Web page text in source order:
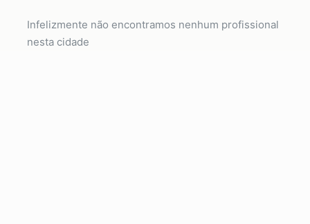
Infelizmente não encontramos nenhum profissional
nesta cidade